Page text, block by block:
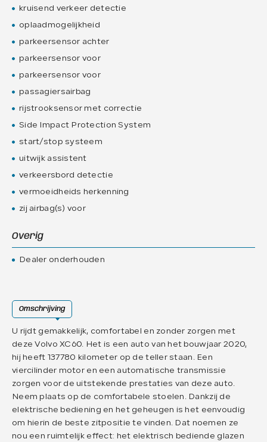
kruisend verkeer detectie
oplaadmogelijkheid
parkeersensor achter
parkeersensor voor
parkeersensor voor
passagiersairbag
rijstrooksensor met correctie
Side Impact Protection System
start/stop systeem
uitwijk assistent
verkeersbord detectie
vermoeidheids herkenning
zij airbag(s) voor
Overig
Dealer onderhouden
Omschrijving
U rijdt gemakkelijk, comfortabel en zonder zorgen met
deze Volvo XC60. Het is een auto van het bouwjaar 2020,
hij heeft 137780 kilometer op de teller staan. Een
viercilinder motor en een automatische transmissie
zorgen voor de uitstekende prestaties van deze auto.
Neem plaats op de comfortabele stoelen. Dankzij de
elektrische bediening en het geheugen is het eenvoudig
om hierin de beste zitpositie te vinden. Dat noemen ze
nou een ruimtelijk effect: het elektrisch bediende glazen